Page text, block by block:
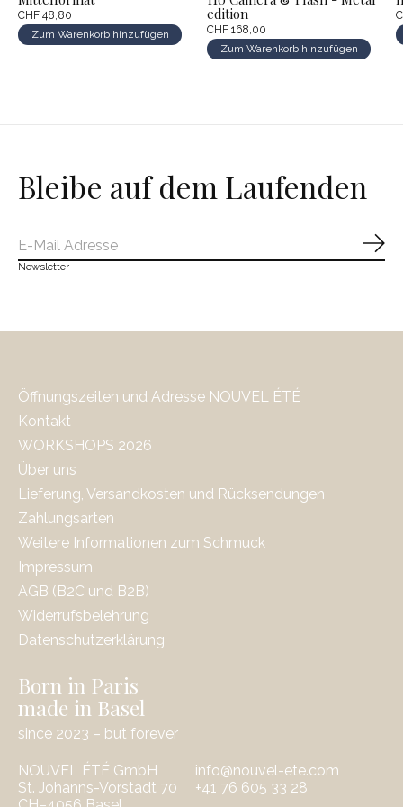
CHF 48,80
Zum Warenkorb hinzufügen
edition
CHF 168,00
Zum Warenkorb hinzufügen
Bleibe auf dem Laufenden
Newsletter
Öffnungszeiten und Adresse NOUVEL ÉTÉ
Kontakt
WORKSHOPS 2026
Über uns
Lieferung, Versandkosten und Rücksendungen
Zahlungsarten
Weitere Informationen zum Schmuck
Impressum
AGB (B2C und B2B)
Widerrufsbelehrung
Datenschutzerklärung
Born in Paris
made in Basel
since 2023 – but forever
NOUVEL ÉTÉ GmbH
St. Johanns-Vorstadt 70
info@nouvel-ete.com
‭+41 76 605 33 28